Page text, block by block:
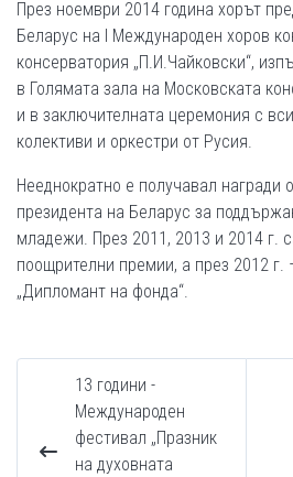
През ноември 2014 година хорът
Беларус на I Международен хоров
консерватория „П.И.Чайковски“,
в Голямата зала на Московската
и в заключителната церемония с
колективи и оркестри от Русия.
Нееднократно е получавал награди
президента на Беларус за
младежи. През 2011, 2013 и 2014 г.
поощрителни премии, а през 2012 г.
„Дипломант на фонда“.
13 години -
Международен
фестивал „Празник
на духовната